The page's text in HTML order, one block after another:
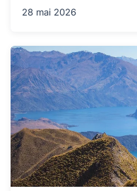
28 mai 2026